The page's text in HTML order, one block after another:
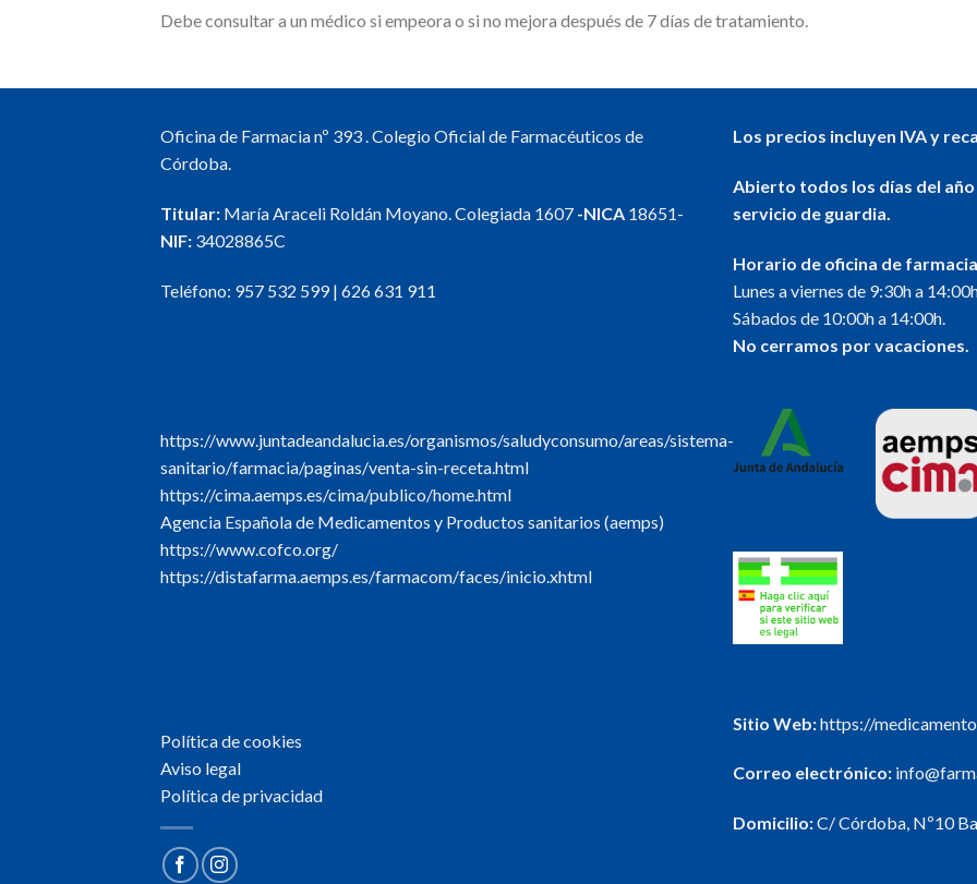
Debe consultar a un médico si empeora o si no mejora después de 7 días de tratamiento.
Oficina de Farmacia nº 393 . Colegio Oficial de Farmacéuticos de
Córdoba.
Titular: María Araceli Roldán Moyano. Colegiada 1607 -NICA 18651-
NIF: 34028865C
Teléfono: 957 532 599| 626 631 911
Los precios incluyen IVA y
Abierto todos los días del
servicio de guardia.
Horario de oficina de
Lunes a viernes de 9:30h a
Sábados de 10:00h a 14:00h.
No cerramos por vacaciones.
https://www.juntadeandalucia.es/organismos/saludyconsumo/areas/sistema-
sanitario/farmacia/paginas/venta-sin-receta.html
https://cima.aemps.es/cima/publico/home.html
Agencia Española de Medicamentos y Productos sanitarios (aemps)
https://www.cofco.org/
https://distafarma.aemps.es/farmacom/faces/inicio.xhtml
Política de cookies
Aviso legal
Política de privacidad
Sitio Web:https://
Correo electrónico:
Domicilio:C/ Córdoba, Nº10